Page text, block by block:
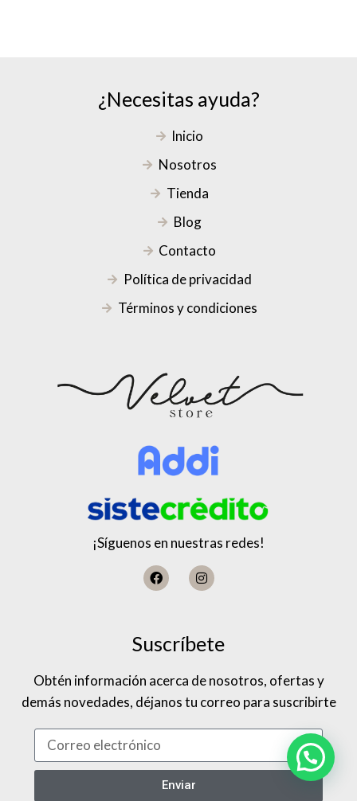
¿Necesitas ayuda?
Inicio
Nosotros
Tienda
Blog
Contacto
Política de privacidad
Términos y condiciones
¡Síguenos en nuestras redes!
Suscríbete
Obtén información acerca de nosotros, ofertas y
demás novedades, déjanos tu correo para suscribirte
Enviar